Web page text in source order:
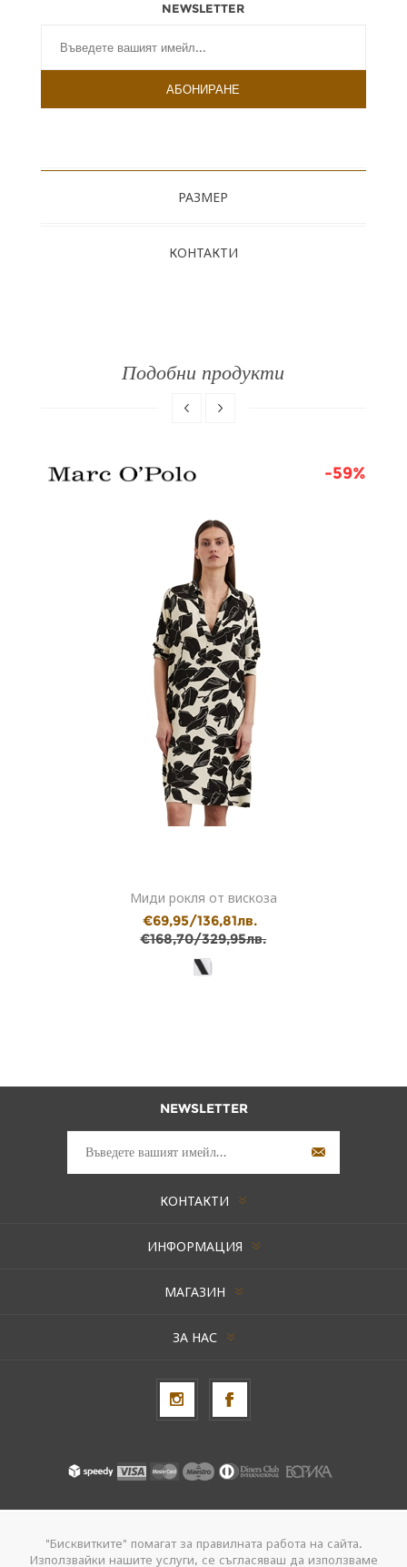
NEWSLETTER
РАЗМЕР
КОНТАКТИ
Подобни продукти
-59%
Миди рокля от вискоза
€69,95/136,81лв.
€168,70/329,95лв.
NEWSLETTER
КОНТАКТИ
ИНФОРМАЦИЯ
МАГАЗИН
ЗА НАС
Авторски права © 2026 AxentBox. Всички права запазени.
"Бисквитките" помагат за правилната работа на сайта.
Използвайки нашите услуги, се съгласяваш да използваме